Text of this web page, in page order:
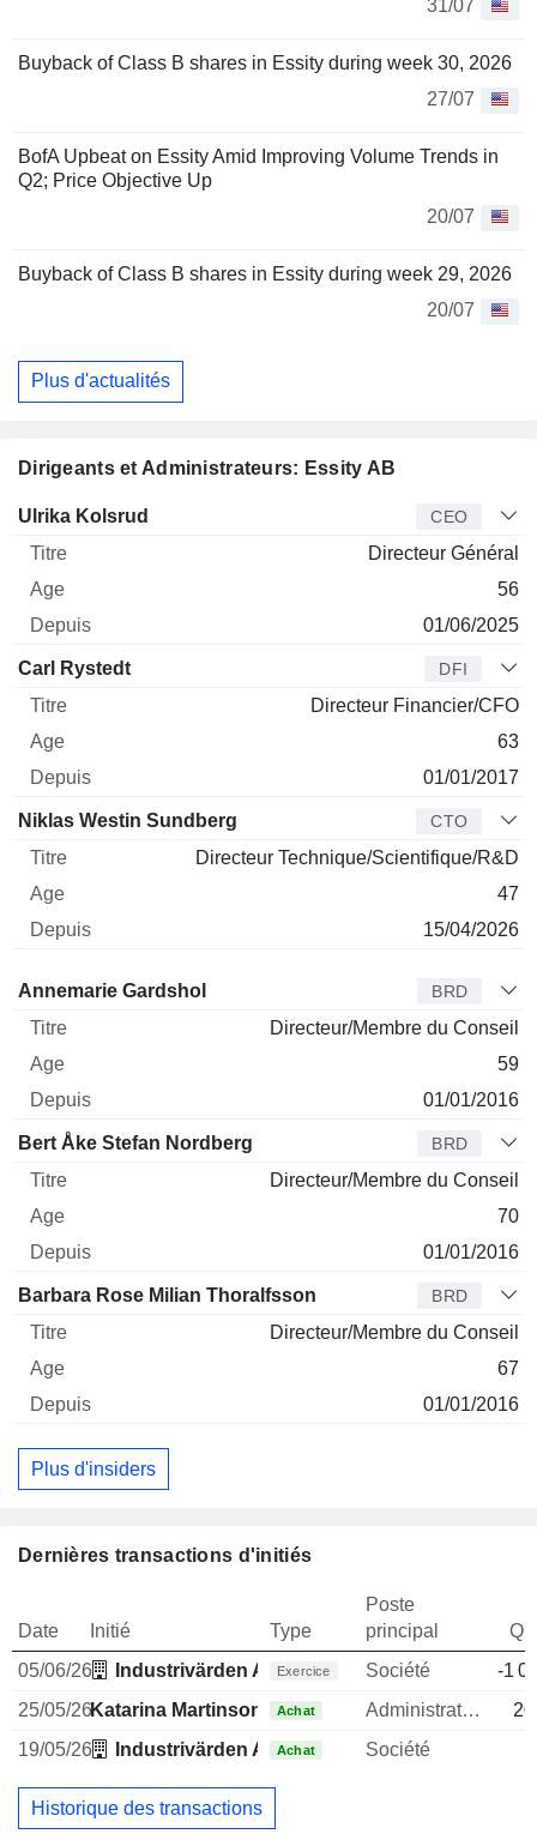
31/07
Buyback of Class B shares in Essity during week 30, 2026
27/07
BofA Upbeat on Essity Amid Improving Volume Trends in
Q2; Price Objective Up
20/07
Buyback of Class B shares in Essity during week 29, 2026
20/07
Plus d'actualités
Dirigeants et Administrateurs: Essity AB
Dirigeant Titre
Ulrika Kolsrud CEO
Directeur Général
56
01/06/2025
Carl Rystedt DFI
Directeur Financier/CFO
63
01/01/2017
Niklas Westin Sundberg CTO
Directeur Technique/Scientifique/R&D
47
15/04/2026
Administrateur Titre Age
Annemarie Gardshol BRD
Directeur/Membre du Conseil
59
01/01/2016
Bert Åke Stefan Nordberg BRD
Directeur/Membre du Conseil
70
01/01/2016
Barbara Rose Milian Thoralfsson BRD
Directeur/Membre du Conseil
67
01/01/2016
Plus d'insiders
Dernières transactions d'initiés
Date Initié Type
Poste
principal
05/06/26
Industrivärden AB (Investment Company)
Exercice Société
-1
25/05/26Katarina Martinson Achat Administrateur
19/05/26
Industrivärden AB (Investment Company)
Achat Société
Historique des transactions